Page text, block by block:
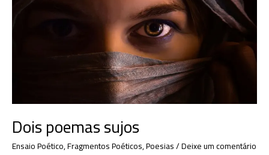
Dois poemas sujos
Ensaio Poético,Fragmentos Poéticos,Poesias/Deixe um comentário